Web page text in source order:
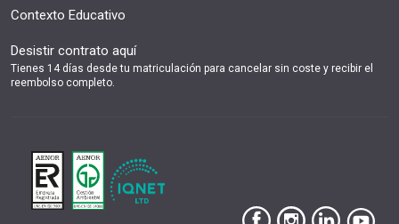
Contexto Educativo
Desistir contrato aquí
Tienes 14 días desde tu matriculación para cancelar sin coste y recibir el
reembolso completo.